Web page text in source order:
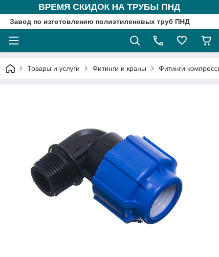
ВРЕМЯ СКИДОК НА ТРУБЫ ПНД
Завод по изготовлению полиэтиленовых труб ПНД
Товары и услуги Фитинги и краны Фитинги